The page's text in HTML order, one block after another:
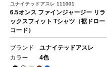
ユナイテッドアスレ 111001
6.5オンス ファインジャージー リラ
ックスフィット Tシャツ（裾ドロー
コード）
ブランド
ユナイテッドアスレ
カラー
4色